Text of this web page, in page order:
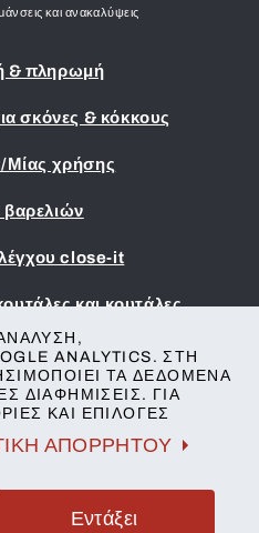
και ανακαλύψεις
& πληρωμή
σκόνες & κόκκους
Μίας χρήσης
βαρελιών
close-it
και κουτάλες
ιδιωτικής ζωής
ANALYTICS. ΣΤΗ
ΤΑ ΔΕΔΟΜΈΝΑ
ΔΙΑΦΗΜΊΣΕΙΣ. ΓΙΑ
ΚΑΙ ΕΠΙΛΟΓΈΣ
ΑΠΟΡΡΉΤΟΥ
Εντάξει